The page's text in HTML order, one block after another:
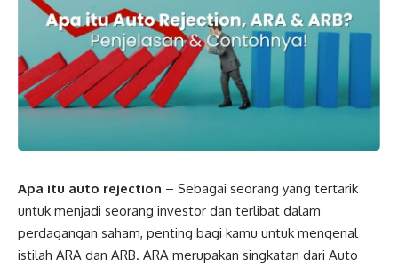
Apa itu auto rejection – Sebagai seorang yang tertarik
untuk menjadi seorang investor dan terlibat dalam
perdagangan saham, penting bagi kamu untuk mengenal
istilah ARA dan ARB. ARA merupakan singkatan dari Auto